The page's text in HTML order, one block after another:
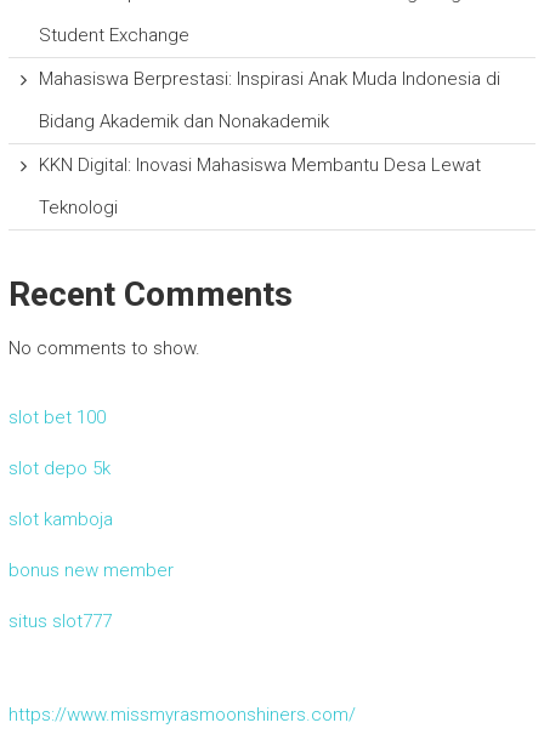
Student Exchange
Mahasiswa Berprestasi: Inspirasi Anak Muda Indonesia di
Bidang Akademik dan Nonakademik
KKN Digital: Inovasi Mahasiswa Membantu Desa Lewat
Teknologi
Recent Comments
No comments to show.
slot bet 100
slot depo 5k
slot kamboja
bonus new member
situs slot777
https://www.missmyrasmoonshiners.com/